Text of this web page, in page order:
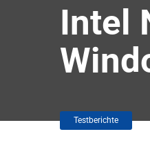
Intel
Testberichte